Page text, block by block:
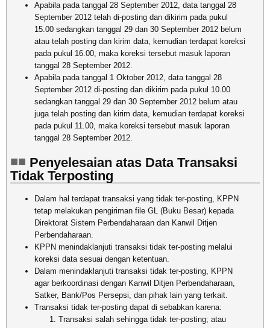
Apabila pada tanggal 28 September 2012, data tanggal 28
September 2012 telah di-posting dan dikirim pada pukul
15.00 sedangkan tanggal 29 dan 30 September 2012 belum
atau telah posting dan kirim data, kemudian terdapat koreksi
pada pukul 16.00, maka koreksi tersebut masuk laporan
tanggal 28 September 2012.
Apabila pada tanggal 1 Oktober 2012, data tanggal 28
September 2012 di-posting dan dikirim pada pukul 10.00
sedangkan tanggal 29 dan 30 September 2012 belum atau
juga telah posting dan kirim data, kemudian terdapat koreksi
pada pukul 11.00, maka koreksi tersebut masuk laporan
tanggal 28 September 2012.
Penyelesaian atas Data Transaksi
Tidak Terposting
Dalam hal terdapat transaksi yang tidak ter-posting, KPPN
tetap melakukan pengiriman file GL (Buku Besar) kepada
Direktorat Sistem Perbendaharaan dan Kanwil Ditjen
Perbendaharaan.
KPPN menindaklanjuti transaksi tidak ter-posting melalui
koreksi data sesuai dengan ketentuan.
Dalam menindaklanjuti transaksi tidak ter-posting, KPPN
agar berkoordinasi dengan Kanwil Ditjen Perbendaharaan,
Satker, Bank/Pos Persepsi, dan pihak lain yang terkait.
Transaksi tidak ter-posting dapat di sebabkan karena:
Transaksi salah sehingga tidak ter-posting; atau